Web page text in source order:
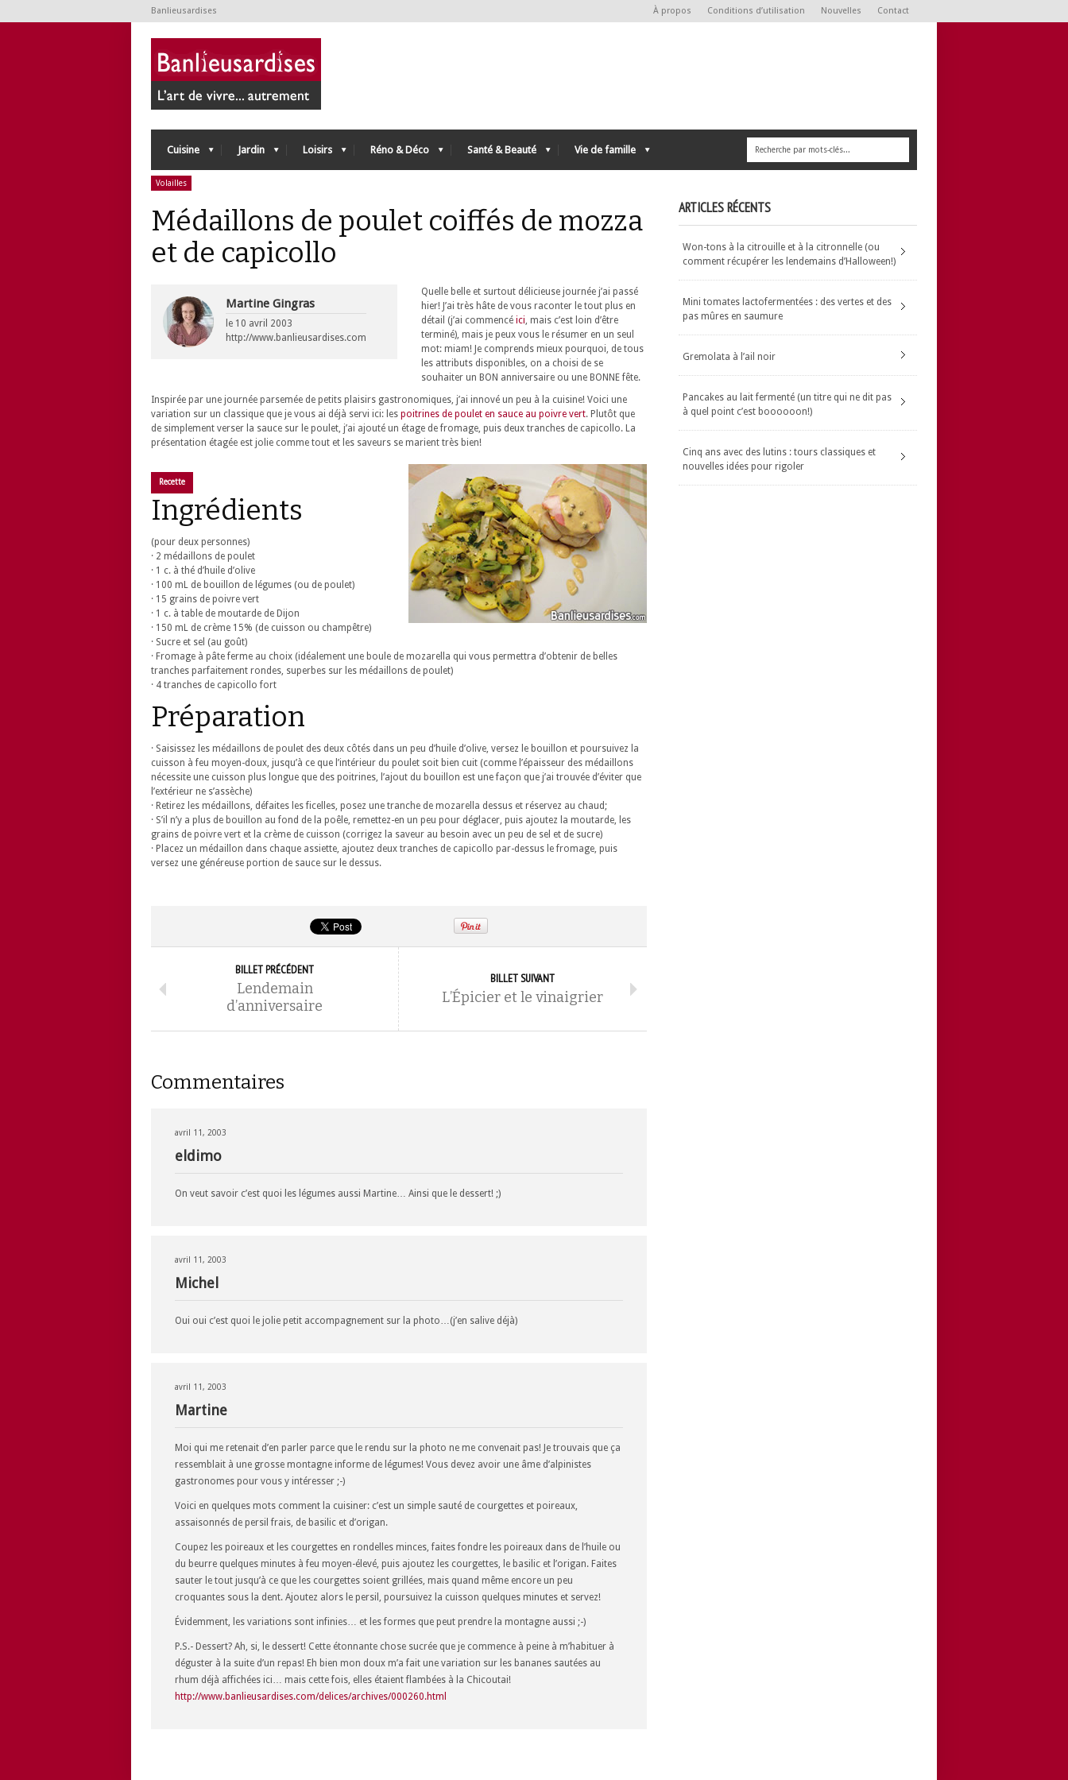
Banlieusardises À propos Conditions d’utilisation Nouvelles Contact
Cuisine Jardin Loisirs Réno & Déco Santé & Beauté Vie de famille
Volailles
Médaillons de poulet coiffés de mozza
et de capicollo
Martine Gingras
le 10 avril 2003
http://www.banlieusardises.com
Quelle belle et surtout délicieuse journée j’ai passé
hier! J’ai très hâte de vous raconter le tout plus en
détail (j’ai commencé ici, mais c’est loin d’être
terminé), mais je peux vous le résumer en un seul
mot: miam! Je comprends mieux pourquoi, de tous
les attributs disponibles, on a choisi de se
souhaiter un BON anniversaire ou une BONNE fête.
Inspirée par une journée parsemée de petits plaisirs gastronomiques, j’ai innové un peu à la cuisine! Voici une
variation sur un classique que je vous ai déjà servi ici: les poitrines de poulet en sauce au poivre vert. Plutôt que
de simplement verser la sauce sur le poulet, j’ai ajouté un étage de fromage, puis deux tranches de capicollo. La
présentation étagée est jolie comme tout et les saveurs se marient très bien!
Recette
Ingrédients
(pour deux personnes)
· 2 médaillons de poulet
· 1 c. à thé d’huile d’olive
· 100 mL de bouillon de légumes (ou de poulet)
· 15 grains de poivre vert
· 1 c. à table de moutarde de Dijon
· 150 mL de crème 15% (de cuisson ou champêtre)
· Sucre et sel (au goût)
· Fromage à pâte ferme au choix (idéalement une boule de mozarella qui vous permettra d’obtenir de belles
tranches parfaitement rondes, superbes sur les médaillons de poulet)
· 4 tranches de capicollo fort
Préparation
· Saisissez les médaillons de poulet des deux côtés dans un peu d’huile d’olive, versez le bouillon et poursuivez la
cuisson à feu moyen-doux, jusqu’à ce que l’intérieur du poulet soit bien cuit (comme l’épaisseur des médaillons
nécessite une cuisson plus longue que des poitrines, l’ajout du bouillon est une façon que j’ai trouvée d’éviter que
l’extérieur ne s’assèche)
· Retirez les médaillons, défaites les ficelles, posez une tranche de mozarella dessus et réservez au chaud;
· S’il n’y a plus de bouillon au fond de la poêle, remettez-en un peu pour déglacer, puis ajoutez la moutarde, les
grains de poivre vert et la crème de cuisson (corrigez la saveur au besoin avec un peu de sel et de sucre)
· Placez un médaillon dans chaque assiette, ajoutez deux tranches de capicollo par-dessus le fromage, puis
versez une généreuse portion de sauce sur le dessus.
BILLET PRÉCÉDENT
Lendemain
d’anniversaire
BILLET SUIVANT
L’Épicier et le vinaigrier
Commentaires
avril 11, 2003
eldimo
On veut savoir c’est quoi les légumes aussi Martine… Ainsi que le dessert! ;)
avril 11, 2003
Michel
Oui oui c’est quoi le jolie petit accompagnement sur la photo…(j’en salive déjà)
avril 11, 2003
Martine
Moi qui me retenait d’en parler parce que le rendu sur la photo ne me convenait pas! Je trouvais que ça
ressemblait à une grosse montagne informe de légumes! Vous devez avoir une âme d’alpinistes
gastronomes pour vous y intéresser ;-)
Voici en quelques mots comment la cuisiner: c’est un simple sauté de courgettes et poireaux,
assaisonnés de persil frais, de basilic et d’origan.
Coupez les poireaux et les courgettes en rondelles minces, faites fondre les poireaux dans de l’huile ou
du beurre quelques minutes à feu moyen-élevé, puis ajoutez les courgettes, le basilic et l’origan. Faites
sauter le tout jusqu’à ce que les courgettes soient grillées, mais quand même encore un peu
croquantes sous la dent. Ajoutez alors le persil, poursuivez la cuisson quelques minutes et servez!
Évidemment, les variations sont infinies… et les formes que peut prendre la montagne aussi ;-)
P.S.- Dessert? Ah, si, le dessert! Cette étonnante chose sucrée que je commence à peine à m’habituer à
déguster à la suite d’un repas! Eh bien mon doux m’a fait une variation sur les bananes sautées au
rhum déjà affichées ici… mais cette fois, elles étaient flambées à la Chicoutai!
http://www.banlieusardises.com/delices/archives/000260.html
ARTICLES RÉCENTS
Won-tons à la citrouille et à la citronnelle (ou
comment récupérer les lendemains d’Halloween!)
Mini tomates lactofermentées : des vertes et des
pas mûres en saumure
Gremolata à l’ail noir
Pancakes au lait fermenté (un titre qui ne dit pas
à quel point c’est boooooon!)
Cinq ans avec des lutins : tours classiques et
nouvelles idées pour rigoler